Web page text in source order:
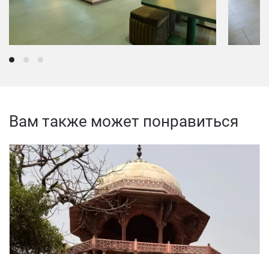
Вам также может понравиться